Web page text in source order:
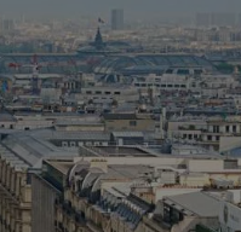
позволяват основната
да се използва правилно без
/Домейн
Валиден
до
travel.com
11
месеца 4
седмици
travel.com
Сесия